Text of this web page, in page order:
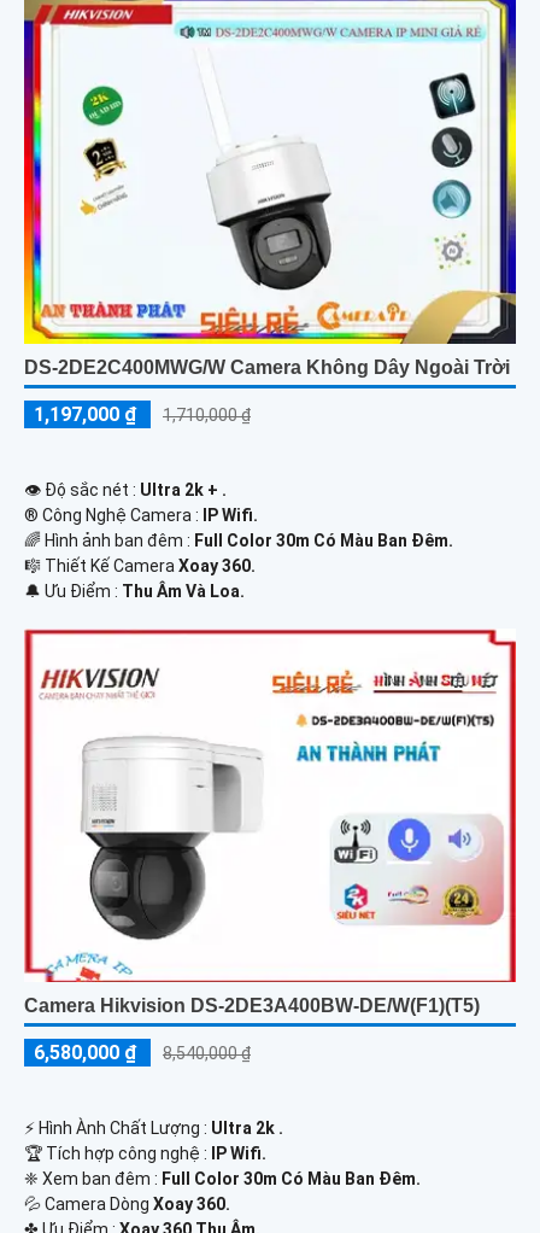
DS-2DE2C400MWG/W Camera Không Dây Ngoài Trời
1,197,000 ₫ 1,710,000 ₫
👁 Độ sắc nét : Ultra 2k + .
®️ Công Nghệ Camera :
IP Wifi.
🌈 Hình ảnh ban đêm : Full Color 30m Có Màu Ban Ðêm.
🎼️ Thiết Kế Camera Xoay 360.
️🔔 Ưu Điểm : Thu Âm Và Loa.
Camera Hikvision DS-2DE3A400BW-DE/W(F1)(T5)
6,580,000 ₫ 8,540,000 ₫
️⚡ Hình Ành Chất Lượng : Ultra 2k .
🏆 Tích hợp công nghệ :
IP Wifi.
❈ Xem ban đêm : Full Color 30m Có Màu Ban Đêm.
💦 Camera Dòng Xoay 360.